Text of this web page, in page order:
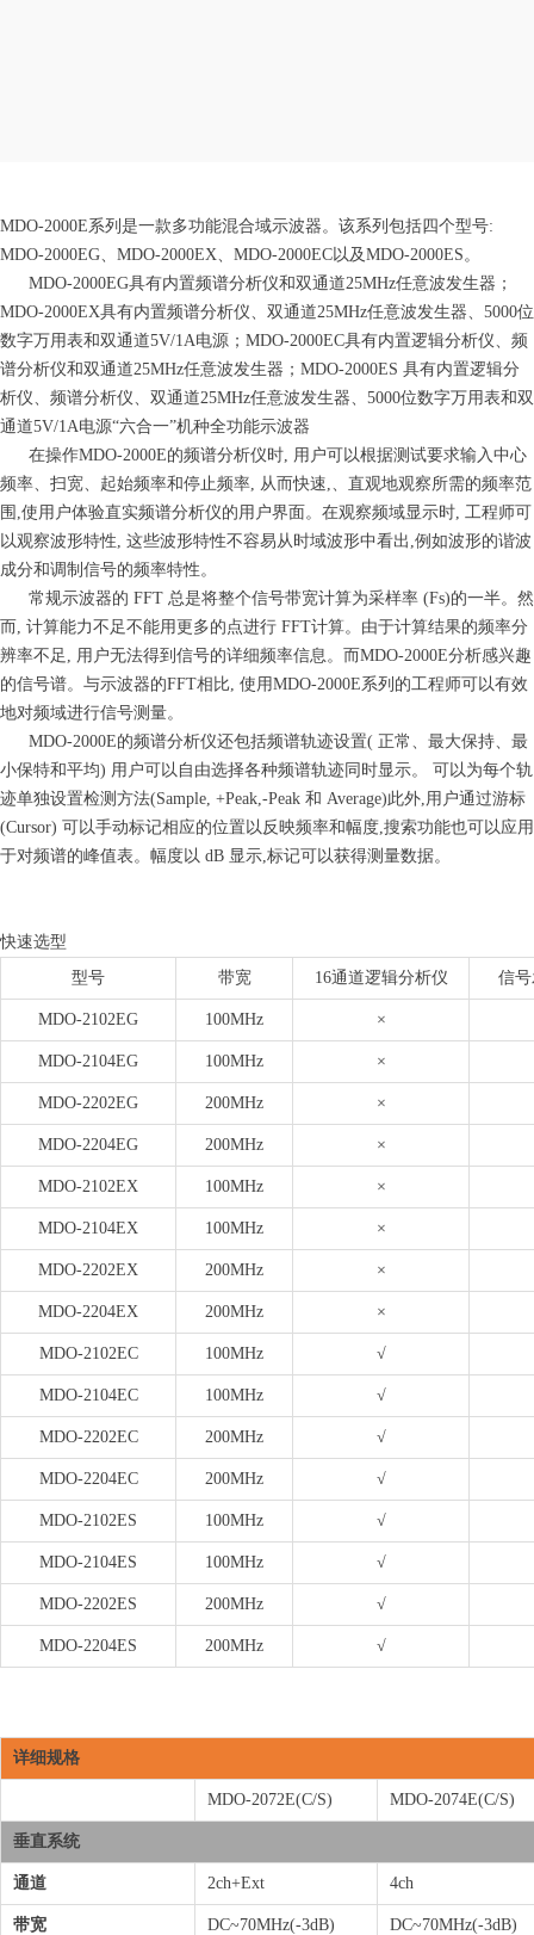
MDO-2000E系列是一款多功能混合域示波器。该系列包括四个型号:
MDO-2000EG、MDO-2000EX、MDO-2000EC以及MDO-2000ES。
MDO-2000EG具有内置频谱分析仪和双通道25MHz任意波发生器；
MDO-2000EX具有内置频谱分析仪、双通道25MHz任意波发生器、5000位
数字万用表和双通道5V/1A电源；MDO-2000EC具有内置逻辑分析仪、频
谱分析仪和双通道25MHz任意波发生器；MDO-2000ES 具有内置逻辑分
析仪、频谱分析仪、双通道25MHz任意波发生器、5000位数字万用表和双
通道5V/1A电源“六合一”机种全功能示波器
在操作MDO-2000E的频谱分析仪时, 用户可以根据测试要求输入中心
频率、扫宽、起始频率和停止频率, 从而快速,、直观地观察所需的频率范
围,使用户体验直实频谱分析仪的用户界面。在观察频域显示时, 工程师可
以观察波形特性, 这些波形特性不容易从时域波形中看出,例如波形的谐波
成分和调制信号的频率特性。
常规示波器的 FFT 总是将整个信号带宽计算为采样率 (Fs)的一半。然
而, 计算能力不足不能用更多的点进行 FFT计算。由于计算结果的频率分
辨率不足, 用户无法得到信号的详细频率信息。而MDO-2000E分析感兴趣
的信号谱。与示波器的FFT相比, 使用MDO-2000E系列的工程师可以有效
地对频域进行信号测量。
MDO-2000E的频谱分析仪还包括频谱轨迹设置( 正常、最大保持、最
小保特和平均) 用户可以自由选择各种频谱轨迹同时显示。 可以为每个轨
迹单独设置检测方法(Sample, +Peak,-Peak 和 Average)此外,用户通过游标
(Cursor) 可以手动标记相应的位置以反映频率和幅度,搜索功能也可以应用
于对频谱的峰值表。幅度以 dB 显示,标记可以获得测量数据。
快速选型
型号
带宽 16通道逻辑分析仪 信
MDO-2102EG 100MHz ×
MDO-2104EG 100MHz ×
MDO-2202EG 200MHz ×
MDO-2204EG 200MHz ×
MDO-2102EX 100MHz ×
MDO-2104EX 100MHz ×
MDO-2202EX 200MHz ×
MDO-2204EX 200MHz ×
MDO-2102EC 100MHz √
MDO-2104EC 100MHz √
MDO-2202EC 200MHz √
MDO-2204EC 200MHz √
MDO-2102ES 100MHz √
MDO-2104ES 100MHz √
MDO-2202ES 200MHz √
MDO-2204ES 200MHz √
详细规格
MDO-2072E(C/S) MDO-2074E(C/S)
垂直系统
通道 2ch+Ext 4ch
带宽 DC~70MHz(-3dB) DC~70MHz(-3dB)